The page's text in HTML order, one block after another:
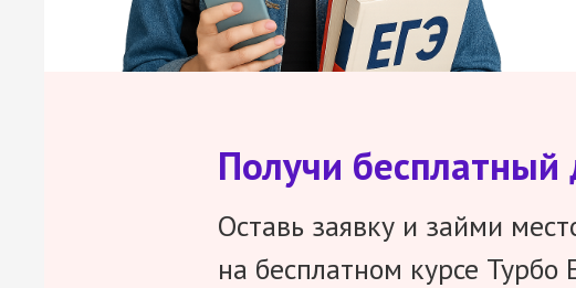
Получи бесплатный
Оставь заявку и займи
на бесплатном курсе Турбо